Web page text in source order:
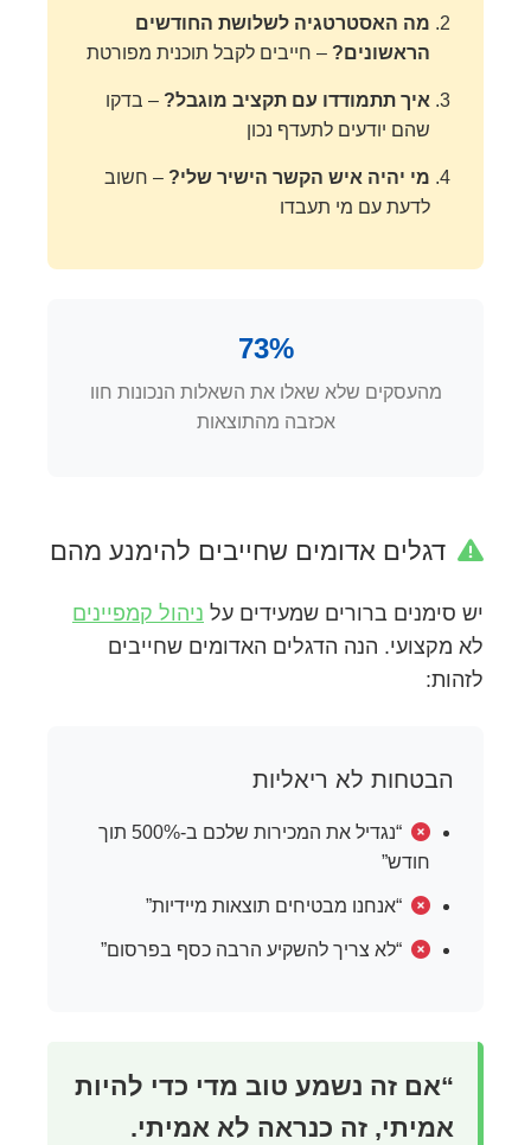
מה האסטרטגיה לשלושת החודשים
הראשונים? – חייבים לקבל תוכנית מפורטת
איך תתמודדו עם תקציב מוגבל? – בדקו
שהם יודעים לתעדף נכון
מי יהיה איש הקשר הישיר שלי? – חשוב
לדעת עם מי תעבדו
73%
מהעסקים שלא שאלו את השאלות הנכונות חוו
אכזבה מהתוצאות
דגלים אדומים שחייבים להימנע מהם
יש סימנים ברורים שמעידים על ניהול קמפיינים
לא מקצועי. הנה הדגלים האדומים שחייבים
לזהות:
הבטחות לא ריאליות
“נגדיל את המכירות שלכם ב-500% תוך
חודש”
“אנחנו מבטיחים תוצאות מיידיות”
“לא צריך להשקיע הרבה כסף בפרסום”
“אם זה נשמע טוב מדי כדי להיות
אמיתי, זה כנראה לא אמיתי.